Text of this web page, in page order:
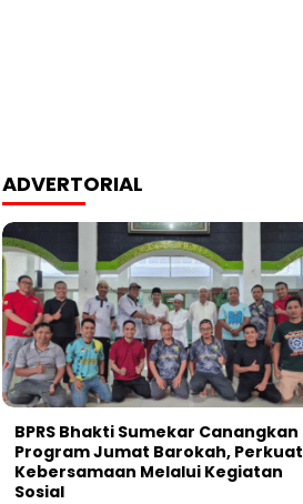
ADVERTORIAL
BPRS Bhakti Sumekar Canangkan
Program Jumat Barokah, Perkuat
Kebersamaan Melalui Kegiatan
Sosial